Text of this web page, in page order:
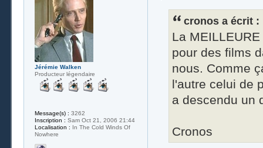
cronos a écrit :
La
pour des films
nous. Comme
l'autre celui de
a descendu un
Cronos
Jérémie Walken
Producteur légendaire
Message(s) : 3262
Inscription : Sam Oct 21, 2006 21:44
Localisation : In The Cold Winds Of
Nowhere